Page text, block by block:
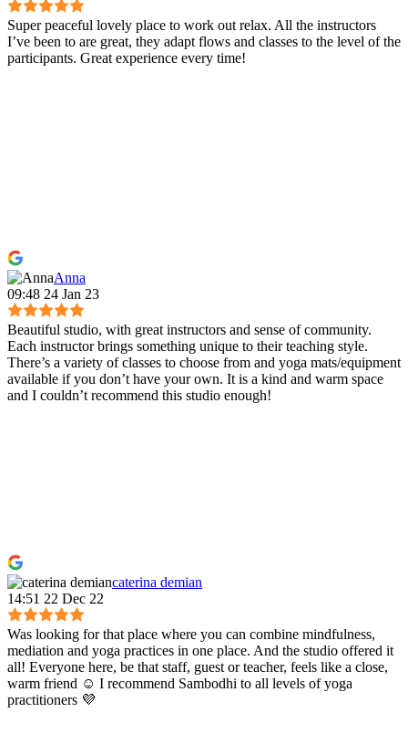
Super peaceful lovely place to work out relax. All the instructors
I’ve been to are great, they adapt flows and classes to the level of the
participants. Great experience every time!
Anna
09:48 24 Jan 23
Beautiful studio, with great instructors and sense of community.
Each instructor brings something unique to their teaching style.
There’s a variety of classes to choose from and yoga mats/equipment
available if you don’t have your own. It is a kind and warm space
and I couldn’t recommend this studio enough!
caterina demian
14:51 22 Dec 22
Was looking for that place where you can combine mindfulness,
mediation and yoga practices in one place. And the studio offered it
all! Everyone here, be that staff, guest or teacher, feels like a close,
warm friend ☺️ I recommend Sambodhi to all levels of yoga
practitioners 💜